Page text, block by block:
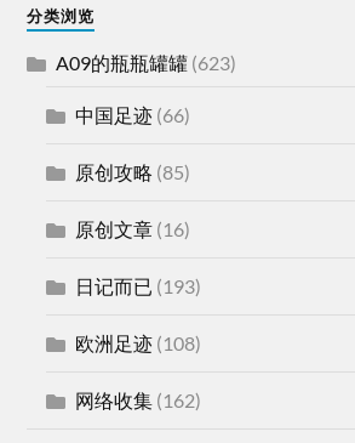
分类浏览
A09的瓶瓶罐罐 (623)
中国足迹 (66)
原创攻略 (85)
原创文章 (16)
日记而已 (193)
欧洲足迹 (108)
网络收集 (162)